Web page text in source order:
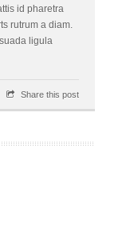
id pharetra
rutrum a diam.
ligula
Share this post